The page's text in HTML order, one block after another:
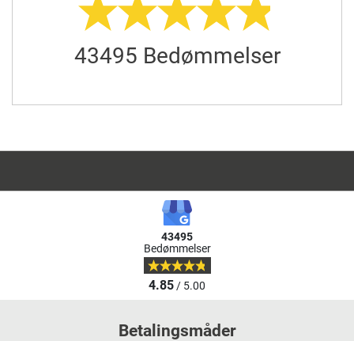
43495 Bedømmelser
43495
Bedømmelser
4.85/ 5.00
Betalingsmåder